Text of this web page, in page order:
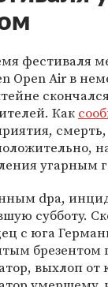
фестиваля
Open Air в
Как
смерть,
угарным
dpa,
субботу.
с юга
брезентом
выхлоп